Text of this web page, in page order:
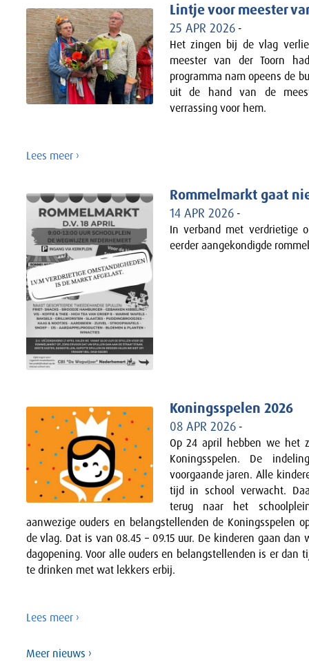
Lintje voor meester
25 APR 2026-
Het zingen bij de vlag
meester van der Toorn
programma nam opeens de
uit de hand van de
verrassing voor hem.
Lees meer ›
Rommelmarkt gaat
14 APR 2026-
In verband met verdrietige
eerder aangekondigde
Koningsspelen 2026
08 APR 2026-
Op 24 april hebben we het
Koningsspelen. De
voorgaande jaren. Alle
tijd in school verwacht.
terug naar het
aanwezige ouders en belangstellenden de Koningsspelen
de vlag. Dat is van 08.45 – 09.15 uur. De kinderen gaan dan
dagopening. Voor alle ouders en belangstellenden is er dan
te drinken met wat lekkers erbij.
Lees meer ›
Meer nieuws ›